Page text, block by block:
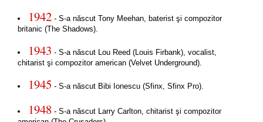
1942- S-a născut Tony Meehan, baterist şi compozitor
britanic (The Shadows).
1943 - S-a născut Lou Reed (Louis Firbank), vocalist,
chitarist şi compozitor american (Velvet Underground).
1945 - S-a născut Bibi Ionescu (Sfinx, Sfinx Pro).
1948- S-a născut Larry Carlton, chitarist şi compozitor